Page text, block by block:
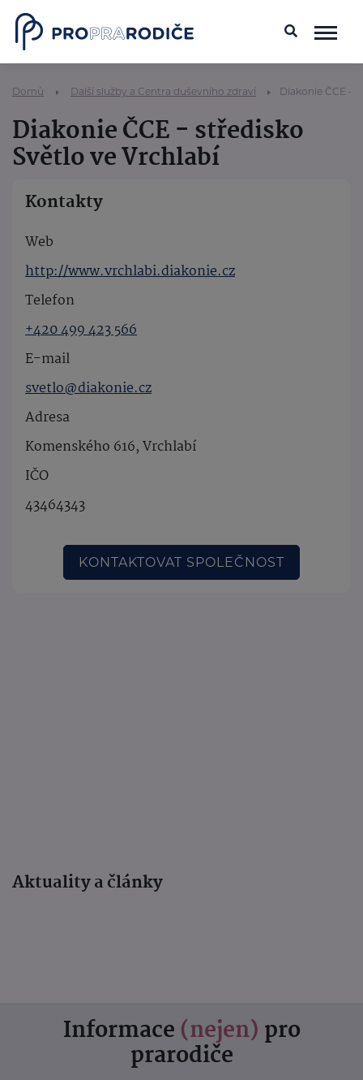
Domů Další služby a Centra duševního zdraví Diakonie ČCE -
Diakonie ČCE - středisko
Světlo ve Vrchlabí
Kontakty
Web
http://www.vrchlabi.diakonie.cz
Telefon
+420 499 423 566
E-mail
svetlo@diakonie.cz
Adresa
Komenského 616, Vrchlabí
IČO
43464343
KONTAKTOVAT SPOLEČNOST
Aktuality a články
Informace (nejen) pro
prarodiče